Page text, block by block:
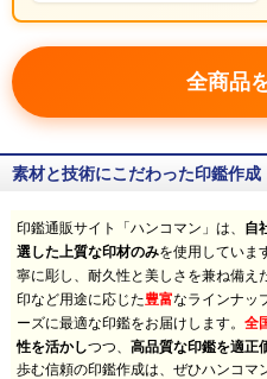
全商品
素材と技術にこだわった印鑑作成
印鑑通販サイト「ハンコマン」は、 自
選した上質な印材のみを使用していま
寧に彫し、耐久性と美しさを兼ね備え
印など用途に応じた豊富なラインナッ
ーズに最適な印鑑をお届けします。 全
性を活かしつつ、 高品質な印鑑を適正
歩む信頼の印鑑作成は、ぜひハンコマ